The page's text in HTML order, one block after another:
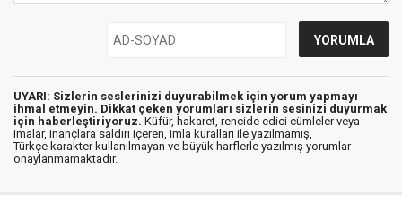
UYARI: Sizlerin seslerinizi duyurabilmek için yorum yapmayı
ihmal etmeyin. Dikkat çeken yorumları sizlerin sesinizi duyurmak
için haberleştiriyoruz. Küfür, hakaret, rencide edici cümleler veya
imalar, inançlara saldırı içeren, imla kuralları ile yazılmamış,
Türkçe karakter kullanılmayan ve büyük harflerle yazılmış yorumlar
onaylanmamaktadır.